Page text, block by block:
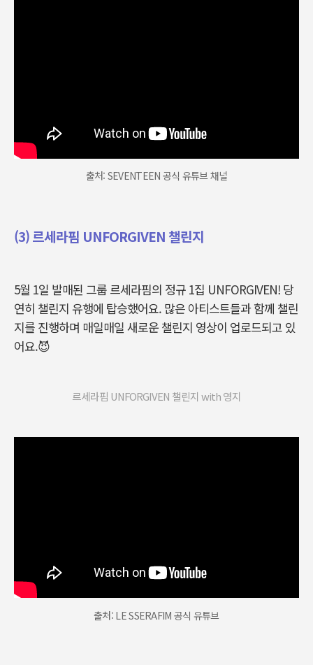
출처: SEVENTEEN 공식 유튜브 채널
(3) 르세라핌 UNFORGIVEN 챌린지
5월 1일 발매된 그룹 르세라핌의 정규 1집 UNFORGIVEN! 당
연히 챌린지 유행에 탑승했어요. 많은 아티스트들과 함께 챌린
지를 진행하며 매일매일 새로운 챌린지 영상이 업로드되고 있
어요.😈
르세라핌 UNFORGIVEN 챌린지 with 영지
출처: LE SSERAFIM 공식 유튜브